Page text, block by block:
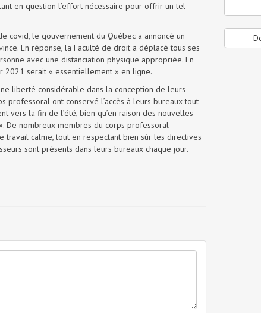
en question l’effort nécessaire pour offrir un tel
covid, le gouvernement du Québec a annoncé un
En réponse, la Faculté de droit a déplacé tous ses
avec une distanciation physique appropriée. En
2021 serait « essentiellement » en ligne.
liberté considérable dans la conception de leurs
professoral ont conservé l’accès à leurs bureaux tout
la fin de l’été, bien qu’en raison des nouvelles
De nombreux membres du corps professoral
travail calme, tout en respectant bien sûr les directives
sont présents dans leurs bureaux chaque jour.